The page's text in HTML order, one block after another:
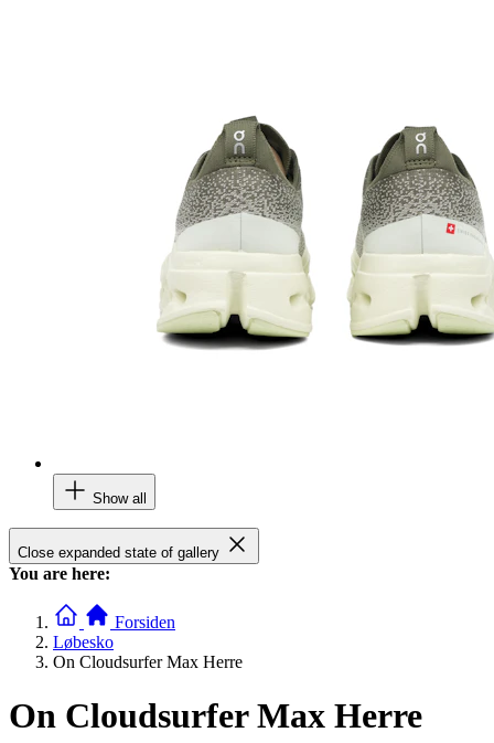
Show all
Close expanded state of gallery
You are here:
Forsiden
Løbesko
On Cloudsurfer Max Herre
On Cloudsurfer Max Herre